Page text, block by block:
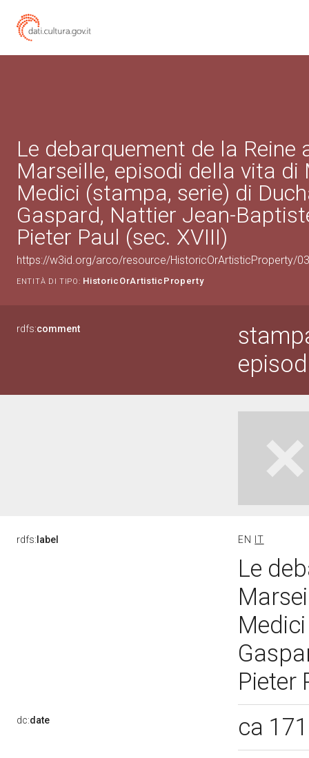
Le debarquement de la Reine
Marseille, episodi della vita di
Medici (stampa, serie) di
Gaspard, Nattier Jean-
Pieter Paul (sec. XVIII)
https://w3id.org/arco/resource/HistoricOrArtisticProperty/
ENTITÀ DI TIPO: HistoricOrArtisticProperty
rdfs:comment
rdfs: label EN IT
Le
Pieter
dc:date ca